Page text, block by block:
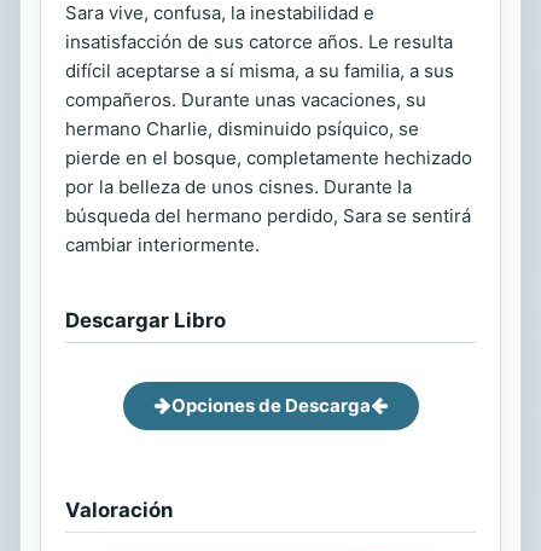
Sara vive, confusa, la inestabilidad e
insatisfacción de sus catorce años. Le resulta
difícil aceptarse a sí misma, a su familia, a sus
compañeros. Durante unas vacaciones, su
hermano Charlie, disminuido psíquico, se
pierde en el bosque, completamente hechizado
por la belleza de unos cisnes. Durante la
búsqueda del hermano perdido, Sara se sentirá
cambiar interiormente.
Descargar Libro
Opciones de Descarga
Valoración